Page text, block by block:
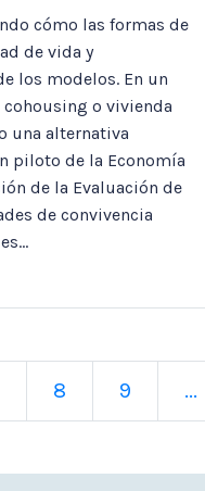
cómo las formas de
de vida y
los modelos. En un
o vivienda
una alternativa
piloto de la Economía
de la Evaluación de
de convivencia
8 9 ...